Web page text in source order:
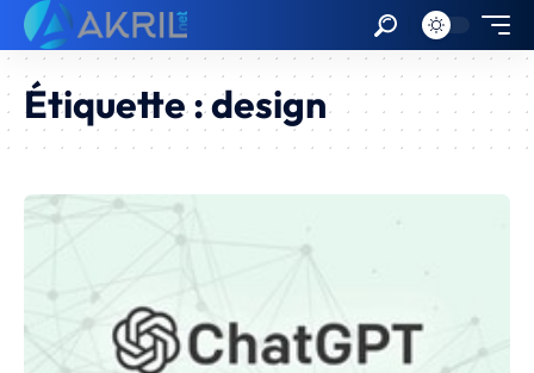
Étiquette :design